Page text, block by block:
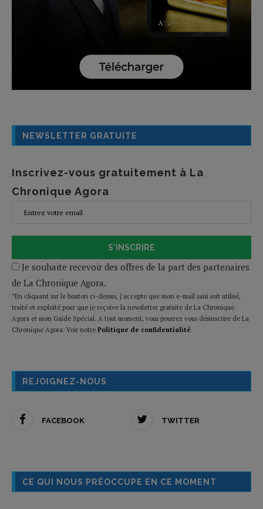
NEWSLETTER GRATUITE
Inscrivez-vous gratuitement à La
Chronique Agora
S'INSCRIRE
Je souhaite recevoir des offres de la part des partenaires
de La Chronique Agora.
*En cliquant sur le bouton ci-dessus, j’accepte que mon e-mail saisi soit utilisé,
traité et exploité pour que je reçoive la newsletter gratuite de La Chronique
Agora et mon Guide Spécial. A tout moment, vous pourrez vous désinscrire de La
Chronique Agora. Voir notre Politique de confidentialité.
REJOIGNEZ-NOUS
FACEBOOK TWITTER
CE QUI NOUS PRÉOCCUPE EN CE MOMENT